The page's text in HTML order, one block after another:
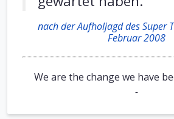
nach der Aufholjagd des Super
Februar 2008
We are the change we have
-